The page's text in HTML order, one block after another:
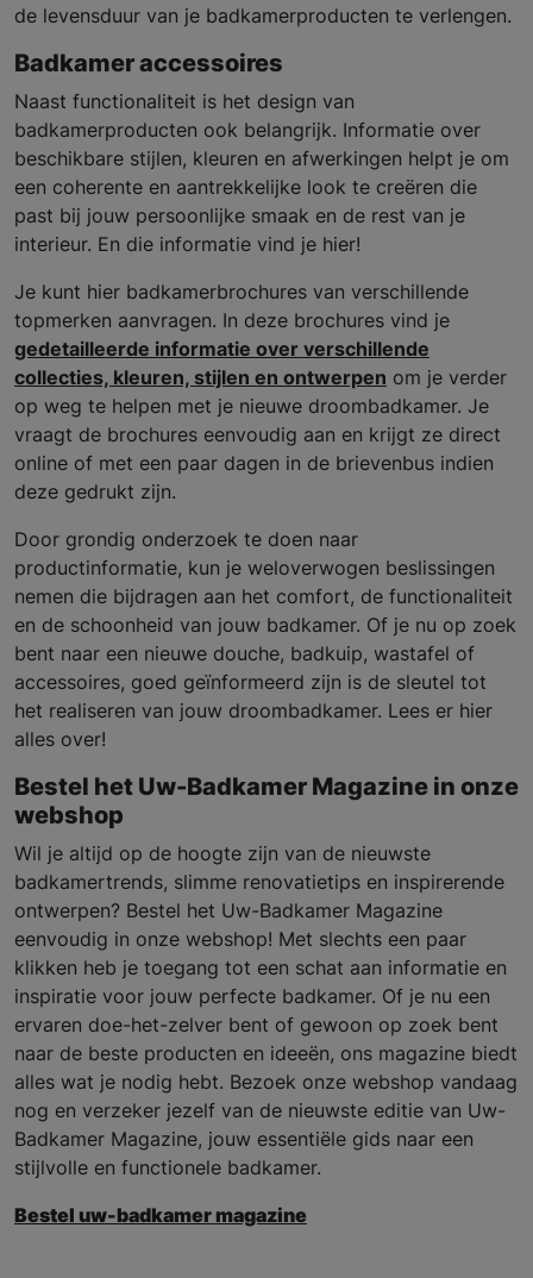
de levensduur van je badkamerproducten te verlengen.
Badkamer accessoires
Naast functionaliteit is het design van
badkamerproducten ook belangrijk. Informatie over
beschikbare stijlen, kleuren en afwerkingen helpt je om
een coherente en aantrekkelijke look te creëren die
past bij jouw persoonlijke smaak en de rest van je
interieur. En die informatie vind je hier!
Je kunt hier badkamerbrochures van verschillende
topmerken aanvragen. In deze brochures vind je
gedetailleerde informatie over verschillende
collecties, kleuren, stijlen en ontwerpen om je verder
op weg te helpen met je nieuwe droombadkamer. Je
vraagt de brochures eenvoudig aan en krijgt ze direct
online of met een paar dagen in de brievenbus indien
deze gedrukt zijn.
Door grondig onderzoek te doen naar
productinformatie, kun je weloverwogen beslissingen
nemen die bijdragen aan het comfort, de functionaliteit
en de schoonheid van jouw badkamer. Of je nu op zoek
bent naar een nieuwe douche, badkuip, wastafel of
accessoires, goed geïnformeerd zijn is de sleutel tot
het realiseren van jouw droombadkamer. Lees er hier
alles over!
Bestel het Uw-Badkamer Magazine in onze
webshop
Wil je altijd op de hoogte zijn van de nieuwste
badkamertrends, slimme renovatietips en inspirerende
ontwerpen? Bestel het Uw-Badkamer Magazine
eenvoudig in onze webshop! Met slechts een paar
klikken heb je toegang tot een schat aan informatie en
inspiratie voor jouw perfecte badkamer. Of je nu een
ervaren doe-het-zelver bent of gewoon op zoek bent
naar de beste producten en ideeën, ons magazine biedt
alles wat je nodig hebt. Bezoek onze webshop vandaag
nog en verzeker jezelf van de nieuwste editie van Uw-
Badkamer Magazine, jouw essentiële gids naar een
stijlvolle en functionele badkamer.
Bestel uw-badkamer magazine